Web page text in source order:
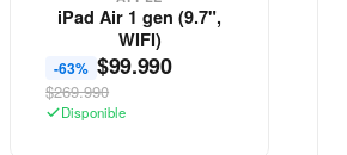
iPad Air 1 gen (9.7",
WIFI)
-63% $99.990
$269.990
Disponible